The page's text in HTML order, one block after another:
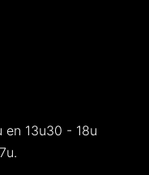
13u30 - 18u